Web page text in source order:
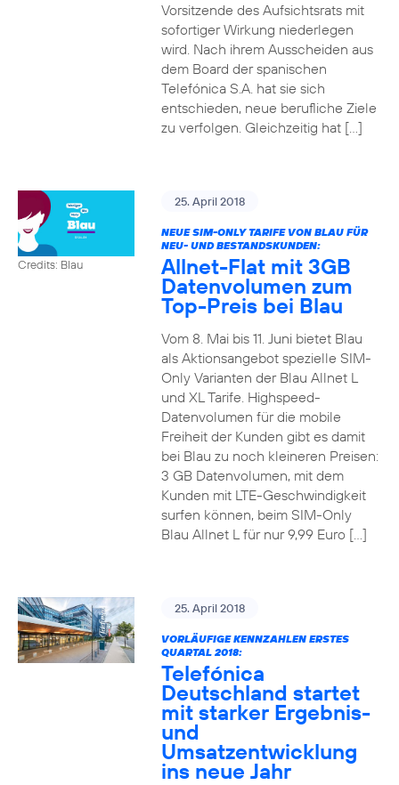
Vorsitzende des Aufsichtsrats mit
sofortiger Wirkung niederlegen
wird. Nach ihrem Ausscheiden aus
dem Board der spanischen
Telefónica S.A. hat sie sich
entschieden, neue berufliche Ziele
zu verfolgen. Gleichzeitig hat […]
Credits: Blau
25. April 2018
NEUE SIM-ONLY TARIFE VON BLAU FÜR
NEU- UND BESTANDSKUNDEN:
Allnet-Flat mit 3GB
Datenvolumen zum
Top-Preis bei Blau
Vom 8. Mai bis 11. Juni bietet Blau
als Aktionsangebot spezielle SIM-
Only Varianten der Blau Allnet L
und XL Tarife. Highspeed-
Datenvolumen für die mobile
Freiheit der Kunden gibt es damit
bei Blau zu noch kleineren Preisen:
3 GB Datenvolumen, mit dem
Kunden mit LTE-Geschwindigkeit
surfen können, beim SIM-Only
Blau Allnet L für nur 9,99 Euro […]
25. April 2018
VORLÄUFIGE KENNZAHLEN ERSTES
QUARTAL 2018:
Telefónica
Deutschland startet
mit starker Ergebnis-
und
Umsatzentwicklung
ins neue Jahr